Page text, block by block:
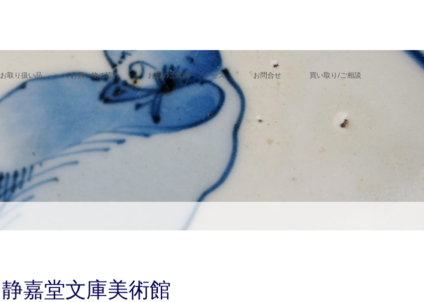
お取り扱い品 お買い物の流れ お店のご案内・アクセス お問合せ 買い取り/ご相談
静嘉堂文庫美術館